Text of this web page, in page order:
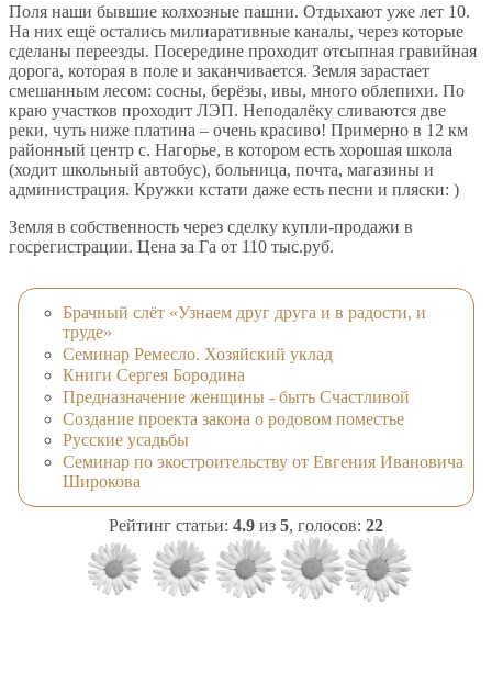
Поля наши бывшие колхозные пашни. Отдыхают уже лет 10.
На них ещё остались милиаративные каналы, через которые
сделаны переезды. Посередине проходит отсыпная гравийная
дорога, которая в поле и заканчивается. Земля зарастает
смешанным лесом: сосны, берёзы, ивы, много облепихи. По
краю участков проходит ЛЭП. Неподалёку сливаются две
реки, чуть ниже платина – очень красиво! Примерно в 12 км
районный центр с. Нагорье, в котором есть хорошая школа
(ходит школьный автобус), больница, почта, магазины и
администрация. Кружки кстати даже есть песни и пляски: )
Земля в собственность через сделку купли-продажи в
госрегистрации. Цена за Га от 110 тыс.руб.
Брачный слёт «Узнаем друг друга и в радости, и
труде»
Семинар Ремесло. Хозяйский уклад
Книги Сергея Бородина
Предназначение женщины - быть Счастливой
Создание проекта закона о родовом поместье
Русские усадьбы
Семинар по экостроительству от Евгения Ивановича
Широкова
Рейтинг статьи: 4.9 из 5, голосов: 22